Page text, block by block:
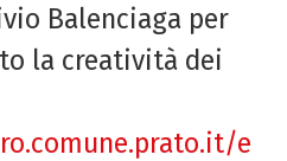
Balenciaga per
la creatività dei
e